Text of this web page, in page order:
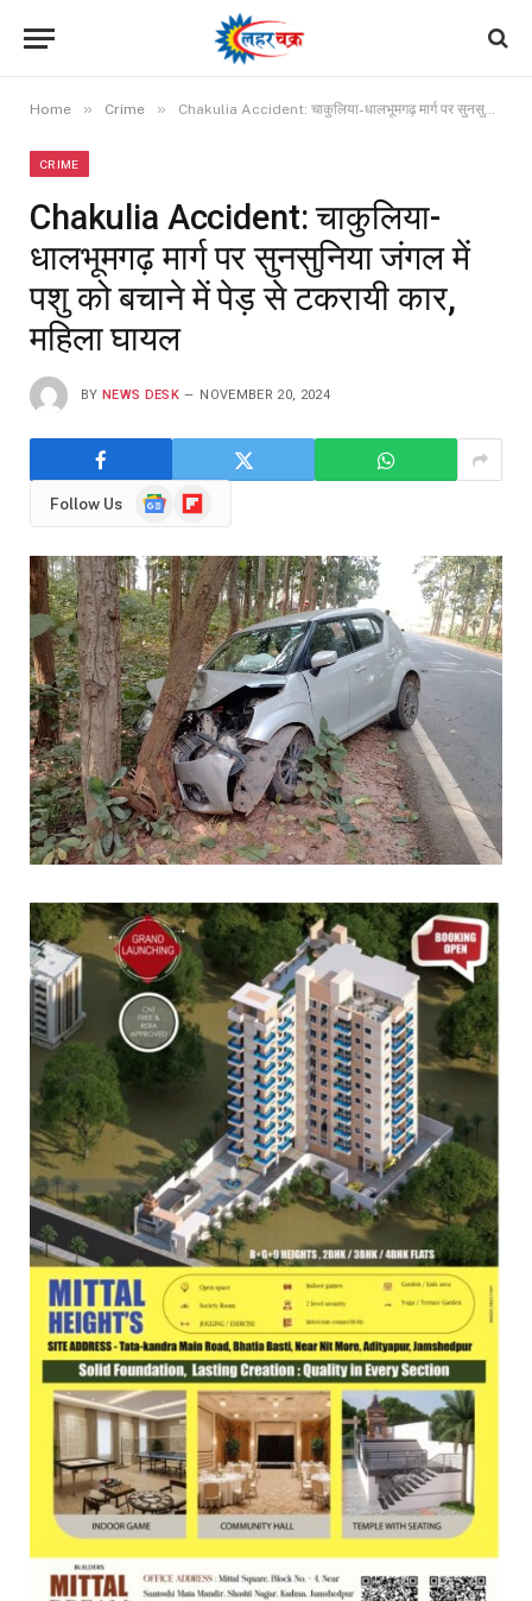
Home » Crime » Chakulia Accident: चाकुलिया-धालभूमगढ़ मार्ग पर सुनसुनिया जंगल में पशु को बचाने में पेड़ से टकरायी कार, महिला घायल
CRIME
Chakulia Accident: चाकुलिया-
धालभूमगढ़ मार्ग पर सुनसुनिया जंगल में
पशु को बचाने में पेड़ से टकरायी कार,
महिला घायल
BY NEWS DESK NOVEMBER 20, 2024
Follow Us
GoogleFlipboard